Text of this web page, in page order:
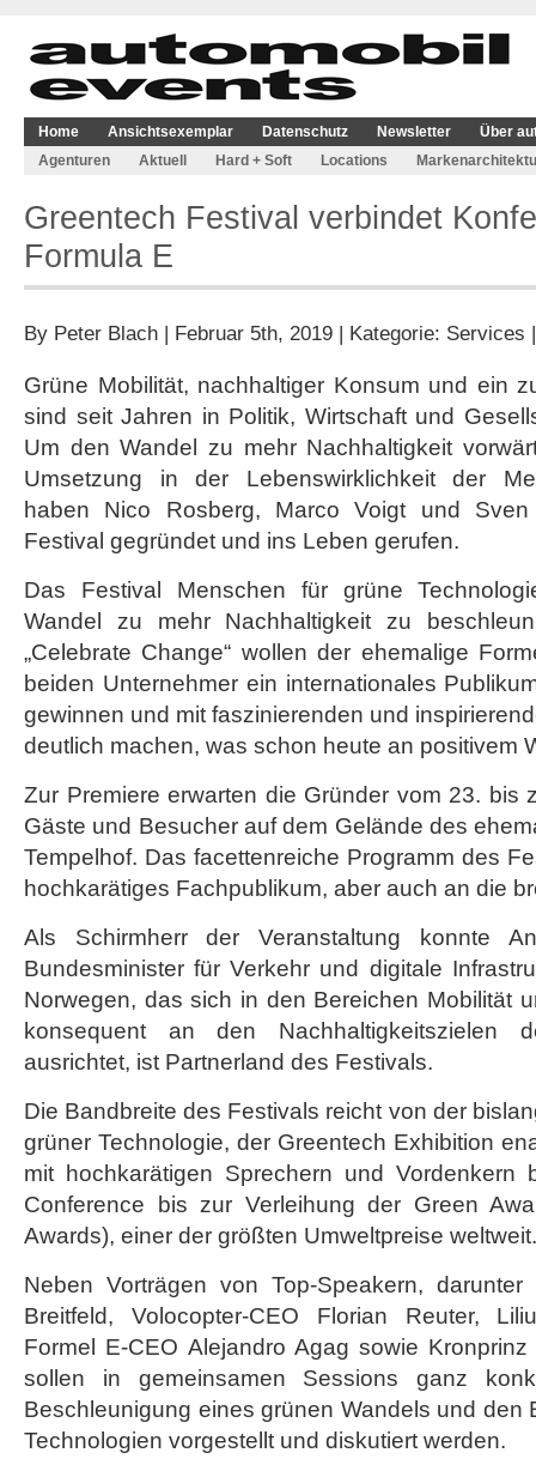
Home Ansichtsexemplar Datenschutz Newsletter
Über
Agenturen
Aktuell Hard + Soft Locations
Greentech Festival verbindet
Formula E
By Peter Blach | Februar 5th, 2019 | Kategorie: Services
Grüne Mobilität, nachhaltiger Konsum und ein
sind seit Jahren in Politik, Wirtschaft und
Um den Wandel zu mehr Nachhaltigkeit
Umsetzung in der Lebenswirklichkeit der
haben Nico Rosberg, Marco Voigt und
Festival gegründet und ins Leben gerufen.
Das Festival Menschen für grüne
Wandel zu mehr Nachhaltigkeit zu
„Celebrate Change“ wollen der ehemalige
beiden Unternehmer ein internationales
gewinnen und mit faszinierenden und
deutlich machen, was schon heute an positivem
Zur Premiere erwarten die Gründer vom 23. bis
Gäste und Besucher auf dem Gelände des
Tempelhof. Das facettenreiche Programm des
hochkarätiges Fachpublikum, aber auch an die
Als Schirmherr der Veranstaltung konnte
Bundesminister für Verkehr und digitale
Norwegen, das sich in den Bereichen Mobilität
konsequent an den Nachhaltigkeitszielen
ausrichtet, ist Partnerland des Festivals.
Die Bandbreite des Festivals reicht von der
grüner Technologie, der Greentech Exhibition
mit hochkarätigen Sprechern und Vordenkern
Conference bis zur Verleihung der Green
Awards), einer der größten Umweltpreise weltweit.
Neben Vorträgen von Top-Speakern,
Breitfeld, Volocopter-CEO Florian Reuter,
Formel E-CEO Alejandro Agag sowie
sollen in gemeinsamen Sessions ganz
Beschleunigung eines grünen Wandels und den
Technologien vorgestellt und diskutiert werden.